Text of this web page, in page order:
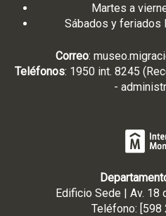
Martes a
Sábados y feriados
Correo:
Teléfonos: 1950 int. 8245
-
Edificio Sede | Av. 18
Teléfono: [598